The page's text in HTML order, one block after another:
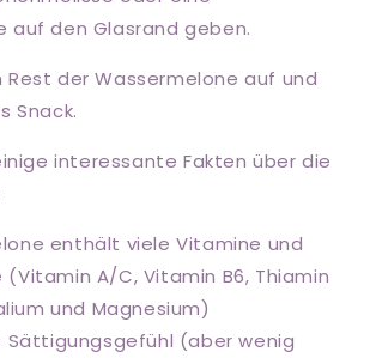
auf den Glasrand geben.
Rest der Wassermelone auf und
Snack.
interessante Fakten über die
enthält viele Vitamine und
A/C, Vitamin B6, Thiamin
und Magnesium)
Sättigungsgefühl (aber wenig